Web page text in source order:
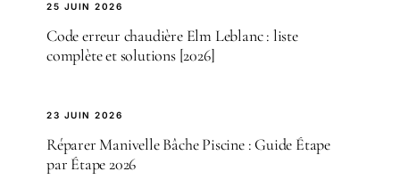
25 JUIN 2026
Code erreur chaudière Elm Leblanc : liste
complète et solutions [2026]
23 JUIN 2026
Réparer Manivelle Bâche Piscine : Guide Étape
par Étape 2026